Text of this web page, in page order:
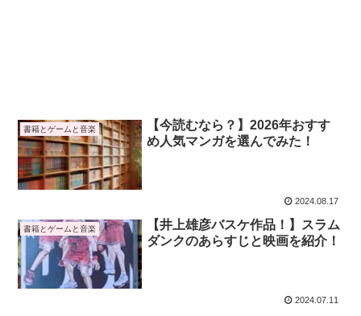
書籍とゲームと音楽
【今読むなら？】2026年おすす
め人気マンガを選んでみた！
2024.08.17
書籍とゲームと音楽
【井上雄彦バスケ作品！】スラム
ダンクのあらすじと映画を紹介！
2024.07.11